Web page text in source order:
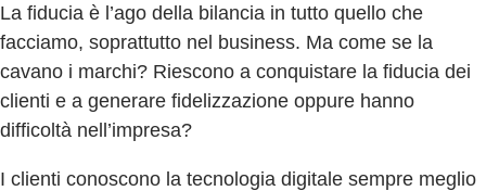
La fiducia è l’ago della bilancia in tutto quello che
facciamo, soprattutto nel business. Ma come se la
cavano i marchi? Riescono a conquistare la fiducia dei
clienti e a generare fidelizzazione oppure hanno
difficoltà nell’impresa?
I clienti conoscono la tecnologia digitale sempre meglio